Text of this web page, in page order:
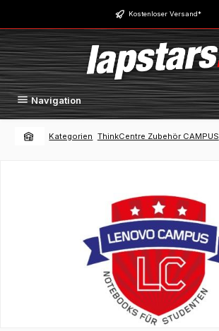
Zum Hauptinhalt springen Kostenloser Versand*
Navigation
Kategorien ThinkCentre Zubehör CAMPUS